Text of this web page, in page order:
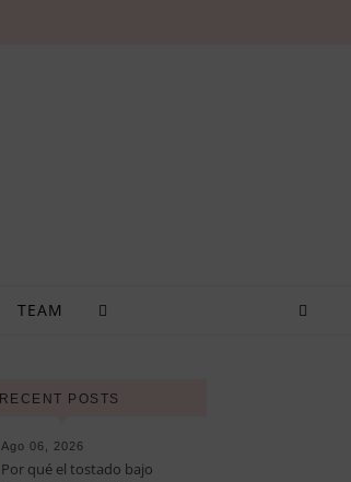
TEAM
RECENT POSTS
Ago 06, 2026
Por qué el tostado bajo